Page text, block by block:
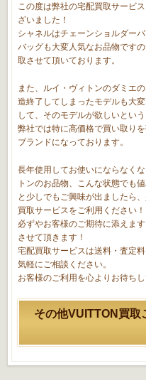
この度は弊社の宅配買取サービ
ざいました！
シャネルはチェーンショルダー
バッグも大変人気なお品物です
取させて頂いております。
また、ルイ・ヴィトンのダミエ
造終了してしまったモデルも大
して、そのモデルが欲しいとい
弊社では特に高価格で買い取り
ブランドになっております。
長年使用してお使いにならなく
トンのお品物、こんな状態でも
と少しでもご興味が出ましたら
買取サービスをご利用ください！
必ずやお客様のご期待に添えま
させて頂きます！
宅配買取サービスは送料・査定
気軽にご相談ください。
お客様のご利用を心よりお待ちし
その他VUITTON買取